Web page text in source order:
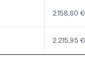
2.158,60 €
2.215,95 €